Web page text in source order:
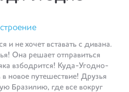
и не хочет вставать с дивана.
Она решает отправиться
взбодрится! Куда-Угодно-
новое путешествие! Друзья
Бразилию, где все вокруг